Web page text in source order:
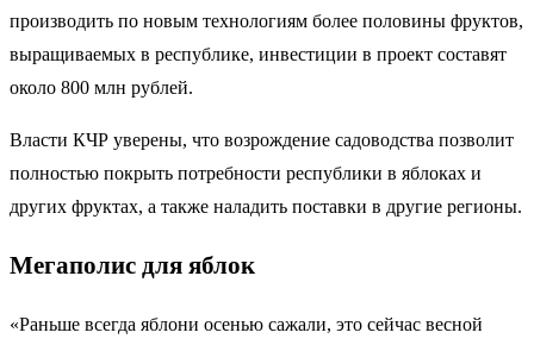
производить по новым технологиям более половины фруктов,
выращиваемых в республике, инвестиции в проект составят
около 800 млн рублей.
Власти КЧР уверены, что возрождение садоводства позволит
полностью покрыть потребности республики в яблоках и
других фруктах, а также наладить поставки в другие регионы.
Мегаполис для яблок
«Раньше всегда яблони осенью сажали, это сейчас весной